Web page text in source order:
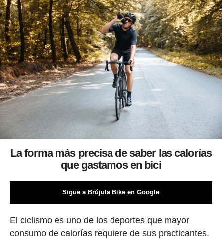
La forma más precisa de saber las calorías
que gastamos en bici
Sigue a Brújula Bike en Google
El ciclismo es uno de los deportes que mayor
consumo de calorías requiere de sus practicantes.